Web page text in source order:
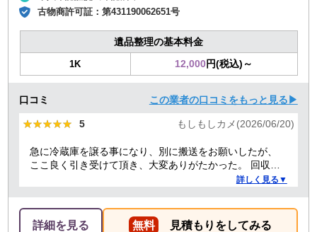
古物商許可証：第431190062651号
遺品整理の基本料金
1K 12,000円(税込)～
口コミ この業者の口コミをもっと見る▶
★★★★★
★★★★★ 5 もしもしカメ(2026/06/20)
急に冷蔵庫を譲る事になり、別に搬送をお願いしたが、
ここ良く引き受けて頂き、大変ありがたかった。 回収作
詳しく見る▼
詳細を見る 無料 見積もりをしてみる